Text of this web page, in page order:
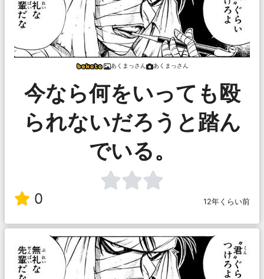
あくまっさん あくまっさん
今なら何をいっても殴
られないだろうと踏ん
でいる。
0 12年くらい前